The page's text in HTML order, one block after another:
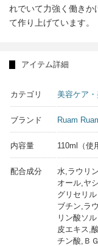
れでいて力強く働きか
て作り上げています。
アイテム詳細
カテゴリ 美容ケア
ブランド Ruam
内容量 110ml（使
配合成分
水,ラウリ
オール,ヤ
グリセリ
ブチン,ラ
リン酸ソ
皮エキス,
チン酸,Ｂ